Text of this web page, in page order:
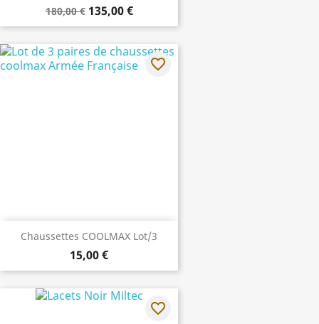
180,00 € 135,00 €
Chaussettes COOLMAX Lot/3
15,00 €
favorite_border
favorite_border